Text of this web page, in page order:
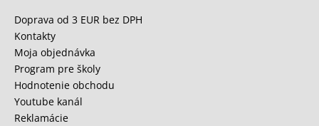
Doprava od 3 EUR bez DPH
Kontakty
Moja objednávka
Program pre školy
Hodnotenie obchodu
Youtube kanál
Reklamácie